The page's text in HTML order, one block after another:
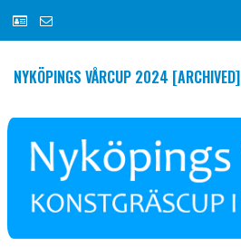
NYKÖPINGS VÅRCUP 2024 [ARCHIVED]